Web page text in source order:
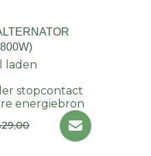
laden
stopcontact
energiebron